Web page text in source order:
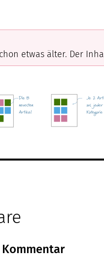
etwas älter. Der